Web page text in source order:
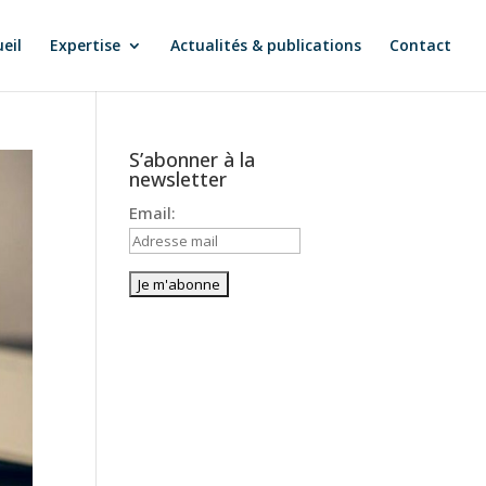
Expertise Actualités & publications Contact
S’abonner à la
newsletter
Email: